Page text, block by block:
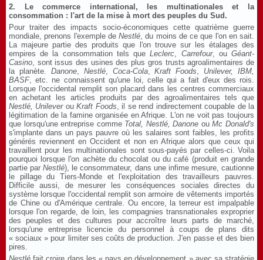
2. Le commerce international, les multinationales et la
consommation : l'art de la mise à mort des peuples du Sud.
Pour traiter des impacts socio-économiques cette quatrième guerre
mondiale, prenons l'exemple de Nestlé, du moins de ce que l'on en sait.
La majeure partie des produits que l'on trouve sur les étalages des
empires de la consommation tels queLeclerc, Carrefour, ouGéant-
Casino, sont issus des usines des plus gros trusts agroalimentaires de
la planète. Danone, Nestlé, Coca-Cola,Kraft Foods, Unilever, IBM,
BASF, etc. ne connaissent qu'une loi, celle qui a fait d'eux des rois.
Lorsque l'occidental remplit son placard dans les centres commerciaux
en achetant les articles produits par des agroalimentaires tels que
Nestlé, UnileverouKraft Foods, il se rend indirectement coupable de la
légitimation de la famine organisée en Afrique. L'on ne voit pas toujours
que lorsqu'une entreprise comme Total, Nestlé, Danone ouMc Donald's
s'implante dans un pays pauvre où les salaires sont faibles, les profits
générés reviennent en Occident et non en Afrique alors que ceux qui
travaillent pour les multinationales sont sous-payés par celles-ci. Voila
pourquoi lorsque l'on achète du chocolat ou du café (produit en grande
partie parNestlé), le consommateur, dans une infime mesure, cautionne
le pillage du Tiers-Monde et l'exploitation des travailleurs pauvres.
Difficile aussi, de mesurer les conséquences sociales directes du
système lorsque l'occidental remplit son armoire de vêtements importés
de Chine ou d'Amérique centrale. Ou encore, la terreur est impalpable
lorsque l'on regarde, de loin, les compagnies transnationales exproprier
des peuples et des cultures pour accroître leurs parts de marché,
lorsqu'une entreprise licencie du personnel à coups de plans dits
« sociaux » pour limiter ses coûts de production. J'en passe et des bien
pires.